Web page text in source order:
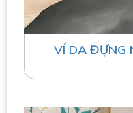
VÍ DA ĐỰNG